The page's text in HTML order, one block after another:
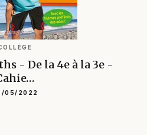
- De la 4e à la 3e -
05/2022